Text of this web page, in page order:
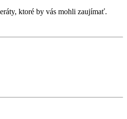
ktoré by vás mohli zaujímať.